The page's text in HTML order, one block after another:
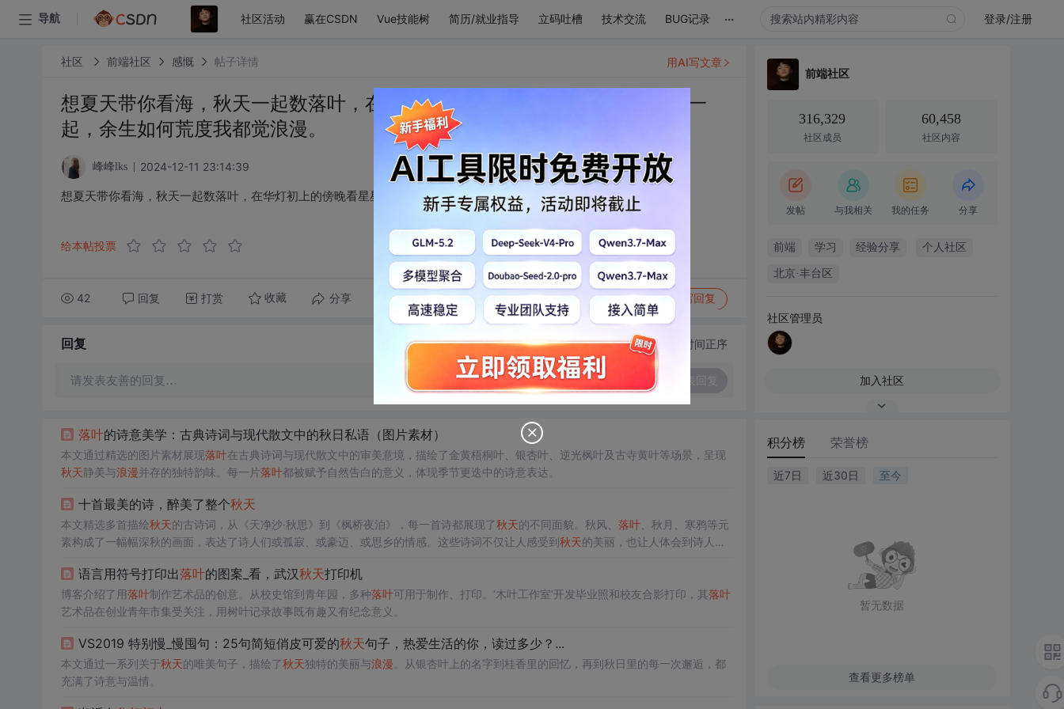
导航 社区活动 赢在CSDN Vue技能树 简历/就业指导 立码吐槽 技术交流 BUG记录 ... 登录/注册
社区 前端社区 感慨 帖子详情
想夏天带你看海，秋天一起数落叶，在华灯初上的傍晚看星星眨眼，是和你一
起，余生如何荒度我都觉浪漫。
峰峰lks 2024-12-11 23:14:39
想夏天带你看海，秋天一起数落叶，在华灯初上的傍晚看星星眨眼，是和你一起，余生如何荒度我都觉浪漫。
给本帖投票
42 回复 打赏 收藏 分享 转发到动态 举报 写回复
用AI写文章
回复 切换为时间正序
请发表友善的回复…
落叶的诗意美学：古典诗词与现代散文中的秋日私语（图片素材）
本文通过精选的图片素材展现落叶在古典诗词与现代散文中的审美意境，描绘了金黄梧桐叶、银杏叶、逆光枫叶及古寺黄叶等场景，呈现
秋天静美与浪漫并存的独特韵味。每一片落叶都被赋予自然告白的意义，体现季节更迭中的诗意表达。
十首最美的诗，醉美了整个秋天
本文精选多首描绘秋天的古诗词，从《天净沙·秋思》到《枫桥夜泊》，每一首诗都展现了秋天的不同面貌。秋风、 落叶、秋月、寒鸦等元
素构成了一幅幅深秋的画面，表达了诗人们或孤寂、或豪迈、或思乡的情感。这些诗词不仅让人感受到秋天的美丽，也让人体会到诗人的
语言用符号打印出落叶的图案_看，武汉秋天打印机
博客介绍了用落叶制作艺术品的创意。从校史馆到青年园，多种落叶可用于制作、打印。‘木叶工作室’开发毕业照和校友合影打印，其落叶
艺术品在创业青年市集受关注，用树叶记录故事既有趣又有纪念意义。
VS2019 特别慢_慢囤句：25句简短俏皮可爱的秋天句子，热爱生活的你，读过多少？...
本文通过一系列关于秋天的唯美句子，描绘了秋天独特的美丽与浪漫 。从银杏叶上的名字到桂香里的回忆，再到秋日里的每一次邂逅，都
充满了诗意与温情。
前端社区
316,329
社区成员
60,458
社区内容
发帖 与我相关 我的任务 分享
前端 学习 经验分享 个人社区
北京·丰台区
社区管理员
加入社区
积分榜 荣誉榜
近7日 近30日 至今
暂无数据
查看更多榜单